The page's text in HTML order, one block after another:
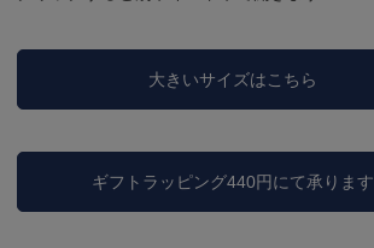
大きいサイズはこちら
ギフトラッピング440円にて承ります